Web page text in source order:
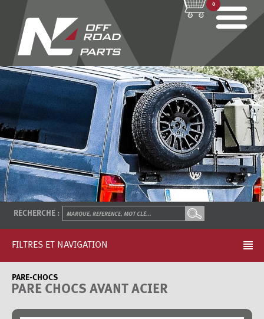
0
RECHERCHE :
FILTRES ET NAVIGATION
PARE-CHOCS
PARE CHOCS AVANT ACIER